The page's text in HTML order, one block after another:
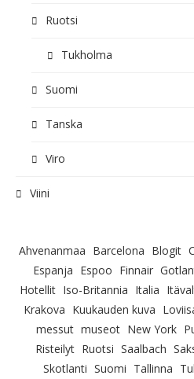
Ruotsi
Tukholma
Suomi
Tanska
Viro
Viini
Ahvenanmaa Barcelona Blogit
Espanja Espoo Finnair
Hotellit Iso-Britannia Italia
Krakova Kuukauden kuva
messut museot New York
Risteilyt Ruotsi Saalbach
Skotlanti Suomi Tallinna